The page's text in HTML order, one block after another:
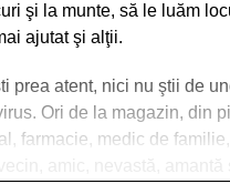
şi la munte, să le luăm
ajutat şi alţii.
prea atent, nici nu ştii de
Ori de la magazin, din
farmacie, medic de